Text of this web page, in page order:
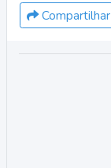
Compartilhar